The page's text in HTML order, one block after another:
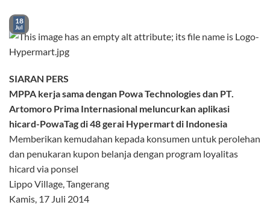
18
Jul
SIARAN PERS
MPPA kerja sama dengan Powa Technologies dan PT.
Artomoro Prima Internasional meluncurkan aplikasi
hicard-PowaTag di 48 gerai Hypermart di Indonesia
Memberikan kemudahan kepada konsumen untuk perolehan
dan penukaran kupon belanja dengan program loyalitas
hicard via ponsel
Lippo Village, Tangerang
Kamis, 17 Juli 2014